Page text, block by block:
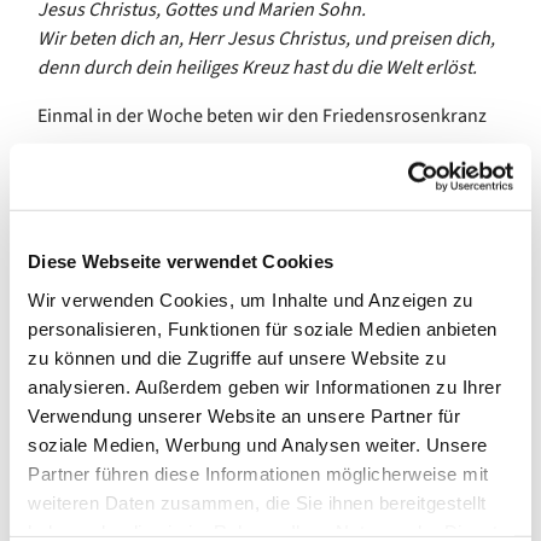
Diese Webseite verwendet Cookies
Wir verwenden Cookies, um Inhalte und Anzeigen zu
personalisieren, Funktionen für soziale Medien anbieten
zu können und die Zugriffe auf unsere Website zu
analysieren. Außerdem geben wir Informationen zu Ihrer
Verwendung unserer Website an unsere Partner für
soziale Medien, Werbung und Analysen weiter. Unsere
Partner führen diese Informationen möglicherweise mit
weiteren Daten zusammen, die Sie ihnen bereitgestellt
Jesus Christus, Gottes und Marien Sohn.
Wir beten dich an, Herr Jesus Christus, und preisen dich,
denn durch dein heiliges Kreuz hast du die Welt erlöst.
Einmal in der Woche beten wir den Friedensrosenkranz
mit dem Rahmen des Christusrosenkranzes der
Evangelischen Michaelsbruderschaft: Anstelle des
mit dem zweiten Vers aus dem „Kreuzgebet“ des
mit den Geheimnissen des
„Friedensrosenkranzes“, den das (katholische)
Deutsche Liturgische Institut Trier 2015 als
Alternative bzw. als Ergänzung zu den vier
Geheimnisreihen des klassischen katholischen
Rosenkranzgebets vorgeschlagen hat.
In der ca. dreiviertelstündigen Rosenkranzandacht beten
wir außerdem das jeweils aktuelleÖkumenische